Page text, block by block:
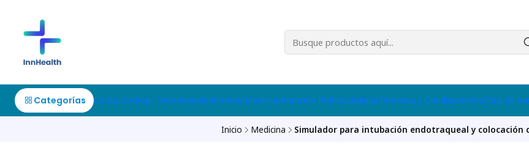
Categorías ContactoBlog VeterinariaEnfermeriaMedicinaAtención PrehospitalariaTérminos y CondicionesPolitica de
Inicio Medicina Simulador para intubación endotraqueal y colocación